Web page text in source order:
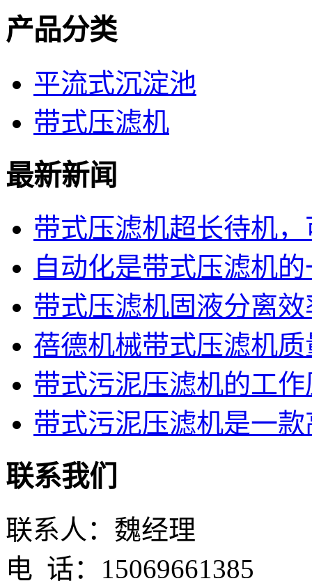
产品分类
平流式沉淀池
带式压滤机
最新新闻
带式压滤机超长待机
自动化是带式压滤机
带式压滤机固液分离
蓓德机械带式压滤机
带式污泥压滤机的工
带式污泥压滤机是一
联系我们
联系人：魏经理
电 话：15069661385